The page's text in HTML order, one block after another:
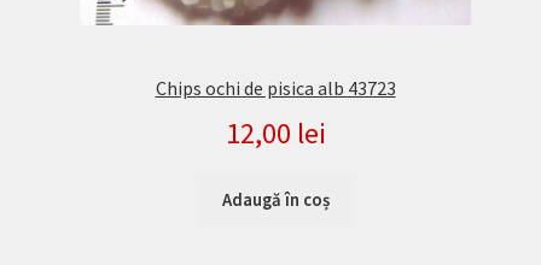
Chips ochi de pisica alb 43723
12,00 lei
Adaugă în coș